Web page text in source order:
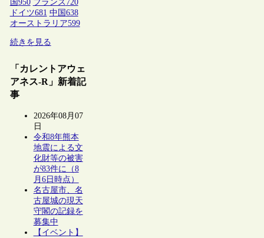
国 950 フランス 720
ドイツ681 中国 638
オーストラリア599
続きを見る
「カレントアウェ
アネス-R」新着記
事
2026年08月07
日
令和8年熊本
地震による文
化財等の被害
が83件に（8
月6日時点）
名古屋市、名
古屋城の現天
守閣の記録を
募集中
【イベント】